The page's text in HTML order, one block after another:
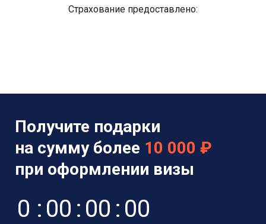
Страхование предоставлено:
Получите подарки
на сумму более 10 000 ₽
при оформлении визы
0 : 00 : 00 : 00